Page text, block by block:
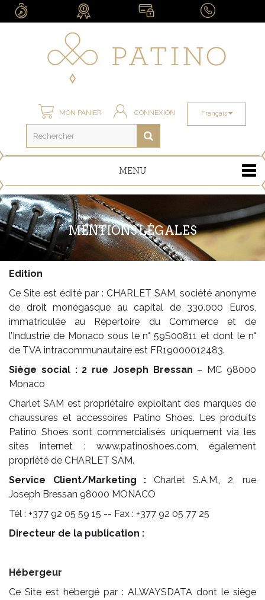
Français
CONNEXION
MON PANIER
MENU
MENTIONS LÉGALES
Edition
Ce Site est édité par : CHARLET SAM, société anonyme
de droit monégasque au capital de 330.000 Euros,
immatriculée au Répertoire du Commerce et de
l’Industrie de Monaco sous le n° 59S00811 et dont le n°
de TVA intracommunautaire est FR19000012483.
Siège social : 2 rue Joseph Bressan – MC 98000
Monaco
Charlet SAM est propriétaire exploitant des marques de
chaussures et accessoires Patino Shoes. Les produits
Patino Shoes sont commercialisés uniquement via les
sites internet : www.patinoshoes.com, également
propriété de CHARLET SAM.
Service Client/Marketing :
Charlet S.A.M., 2, rue
Joseph Bressan 98000 MONACO
Tél : +377 92 05 59 15 -- Fax : +377 92 05 77 25
Directeur de la publication :
Hébergeur
Ce Site est hébergé par : ALWAYSDATA dont le siège